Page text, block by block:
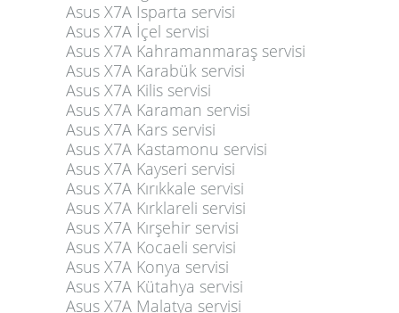
Asus X7A Isparta servisi
Asus X7A İçel servisi
Asus X7A Kahramanmaraş servisi
Asus X7A Karabük servisi
Asus X7A Kilis servisi
Asus X7A Karaman servisi
Asus X7A Kars servisi
Asus X7A Kastamonu servisi
Asus X7A Kayseri servisi
Asus X7A Kırıkkale servisi
Asus X7A Kırklareli servisi
Asus X7A Kırşehir servisi
Asus X7A Kocaeli servisi
Asus X7A Konya servisi
Asus X7A Kütahya servisi
Asus X7A Malatya servisi